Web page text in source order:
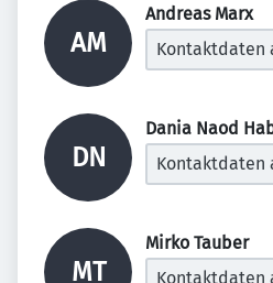
AM
Andreas Marx
Kontaktdaten
DN
Dania Naod
Kontaktdaten
MT
Mirko Tauber
Kontaktdaten